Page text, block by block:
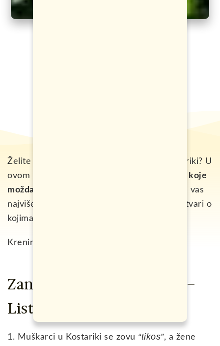
Želite da saznate neke zanimljivosti o Kostariki? U
ovom tekstu se nalazi lista
više od 20 stvari koje
možda niste znali o ovoj zemlji.
Pišite mi šta vas
najviše fascinira, kao i da li znate još neke stvari o
kojima ovdje nisam pisao.
Krenimo redom.
Zanimljivosti o Kostariki –
Lista
1. Muškarci u Kostariki se zovu “tikos”, a žene